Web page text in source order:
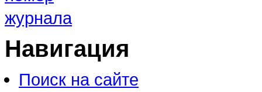
Навигация
Поиск на сайте